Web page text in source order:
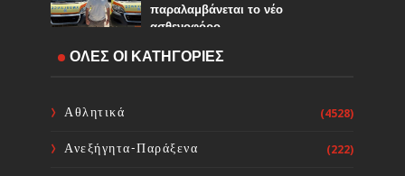
παραλαμβάνεται το νέο
ασθενοφόρο
ΟΛΕΣ ΟΙ ΚΑΤΗΓΟΡΙΕΣ
Αθλητικά (4528)
Ανεξήγητα-Παράξενα (222)